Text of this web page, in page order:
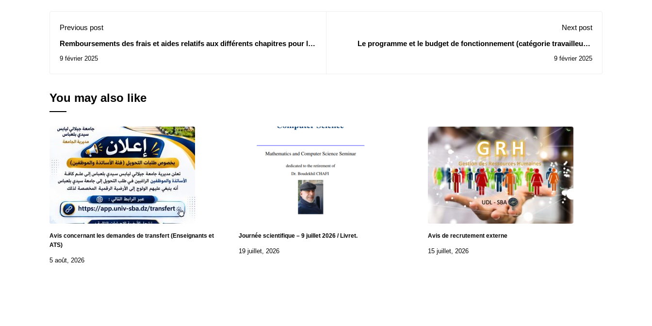
Previous post
Remboursements des frais et aides relatifs aux différents chapitres pour les
9 février 2025
Next post
Le programme et le budget de fonctionnement (catégorie travailleurs)
9 février 2025
You may also like
Avis concernant les demandes de transfert (Enseignants et
ATS)
5 août, 2026
Journée scientifique – 9 juillet 2026 / Livret.
19 juillet, 2026
Avis de recrutement externe
15 juillet, 2026